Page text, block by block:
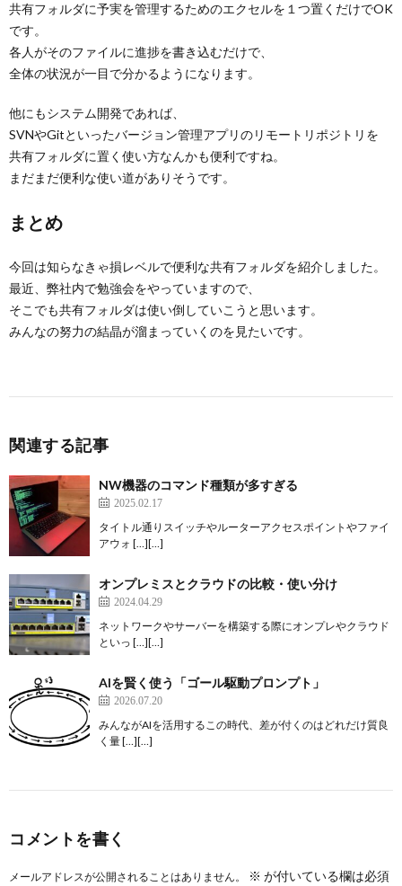
共有フォルダに予実を管理するためのエクセルを１つ置くだけでOK
です。
各人がそのファイルに進捗を書き込むだけで、
全体の状況が一目で分かるようになります。
他にもシステム開発であれば、
SVNやGitといったバージョン管理アプリのリモートリポジトリを
共有フォルダに置く使い方なんかも便利ですね。
まだまだ便利な使い道がありそうです。
まとめ
今回は知らなきゃ損レベルで便利な共有フォルダを紹介しました。
最近、弊社内で勉強会をやっていますので、
そこでも共有フォルダは使い倒していこうと思います。
みんなの努力の結晶が溜まっていくのを見たいです。
関連する記事
NW機器のコマンド種類が多すぎる
2025.02.17
タイトル通りスイッチやルーターアクセスポイントやファイ
アウォ […][…]
オンプレミスとクラウドの比較・使い分け
2024.04.29
ネットワークやサーバーを構築する際にオンプレやクラウド
といっ […][…]
AIを賢く使う「ゴール駆動プロンプト」
2026.07.20
みんながAIを活用するこの時代、差が付くのはどれだけ質良
く量 […][…]
コメントを書く
メールアドレスが公開されることはありません。 ※ が付いている欄は必須